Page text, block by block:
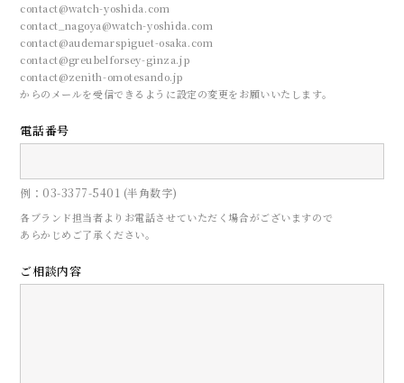
CONTACT
contact@watch-yoshida.com
contact_nagoya@watch-yoshida.com
contact@audemarspiguet-osaka.com
contact@greubelforsey-ginza.jp
contact@zenith-omotesando.jp
からのメールを受信できるように設定の変更をお願いいたします。
電話番号
例：03-3377-5401 (半角数字)
各ブランド担当者よりお電話させていただく場合がございますので
あらかじめご了承ください。
ご相談内容